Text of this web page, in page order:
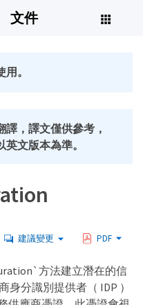
文件
。
，譯文僅供參考，
文版本為準。
建議變更 PDF
方法建立潛在的信
分識別提供者（ IDP ）